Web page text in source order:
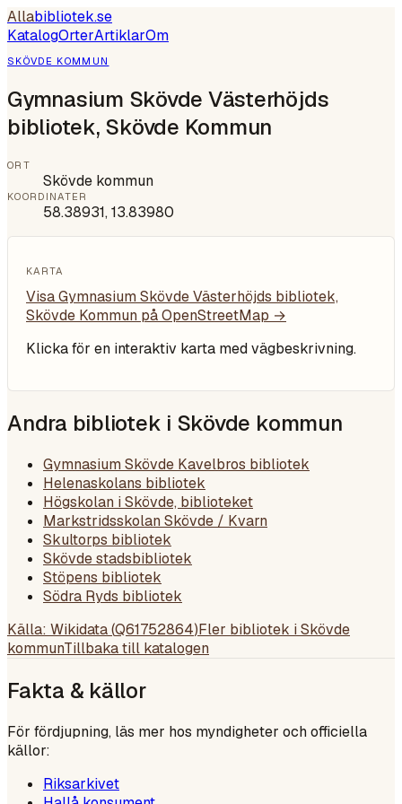
Allabibliotek.se
KatalogOrterArtiklarOm
SKÖVDE KOMMUN
Gymnasium Skövde Västerhöjds
bibliotek, Skövde Kommun
ORT
Skövde kommun
KOORDINATER
58.38931,13.83980
KARTA
VisaGymnasium Skövde Västerhöjds bibliotek,
Skövde Kommun på OpenStreetMap →
Klicka för en interaktiv karta med vägbeskrivning.
Andra bibliotek i Skövde kommun
Gymnasium Skövde Kavelbros bibliotek
Helenaskolans bibliotek
Högskolan i Skövde, biblioteket
Markstridsskolan Skövde / Kvarn
Skultorps bibliotek
Skövde stadsbibliotek
Stöpens bibliotek
Södra Ryds bibliotek
Källa: Wikidata (Q61752864)Fler bibliotek i Skövde
kommunTillbaka till katalogen
Fakta & källor
För fördjupning, läs mer hos myndigheter och officiella
källor:
Riksarkivet